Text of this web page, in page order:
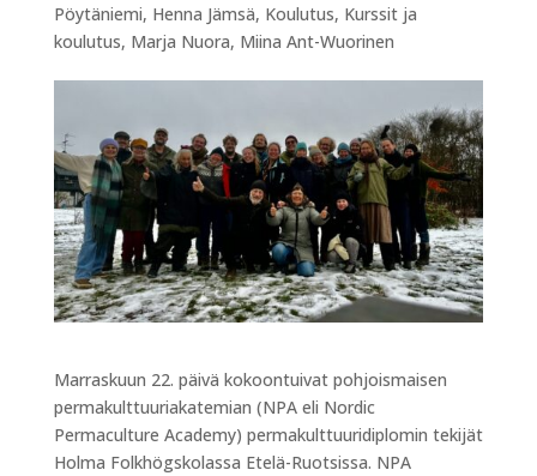
Pöytäniemi, Henna Jämsä, Koulutus, Kurssit ja
koulutus, Marja Nuora, Miina Ant-Wuorinen
Marraskuun 22. päivä kokoontuivat pohjoismaisen
permakulttuuriakatemian (NPA eli Nordic
Permaculture Academy) permakulttuuridiplomin tekijät
Holma Folkhögskolassa Etelä-Ruotsissa. NPA